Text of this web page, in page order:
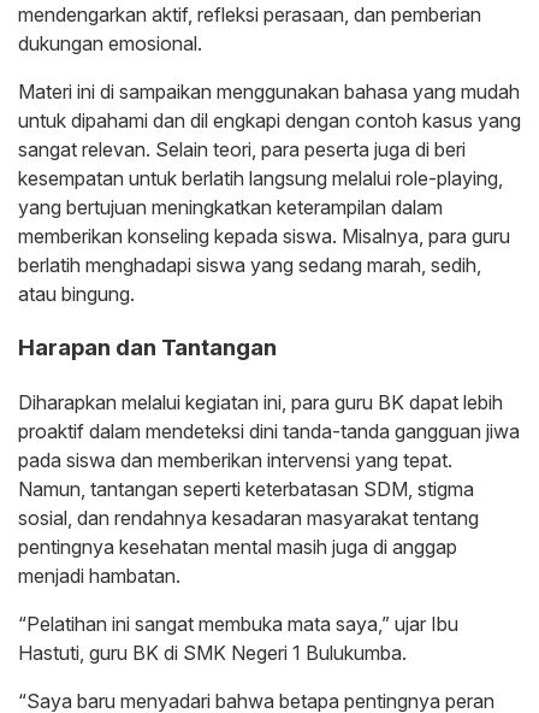
mendengarkan aktif, refleksi perasaan, dan pemberian
dukungan emosional.
Materi ini di sampaikan menggunakan bahasa yang mudah
untuk dipahami dan dil engkapi dengan contoh kasus yang
sangat relevan. Selain teori, para peserta juga di beri
kesempatan untuk berlatih langsung melalui role-playing,
yang bertujuan meningkatkan keterampilan dalam
memberikan konseling kepada siswa. Misalnya, para guru
berlatih menghadapi siswa yang sedang marah, sedih,
atau bingung.
Harapan dan Tantangan
Diharapkan melalui kegiatan ini, para guru BK dapat lebih
proaktif dalam mendeteksi dini tanda-tanda gangguan jiwa
pada siswa dan memberikan intervensi yang tepat.
Namun, tantangan seperti keterbatasan SDM, stigma
sosial, dan rendahnya kesadaran masyarakat tentang
pentingnya kesehatan mental masih juga di anggap
menjadi hambatan.
“Pelatihan ini sangat membuka mata saya,” ujar Ibu
Hastuti, guru BK di SMK Negeri 1 Bulukumba.
“Saya baru menyadari bahwa betapa pentingnya peran